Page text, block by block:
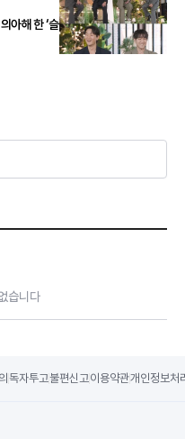
아해 한 ‘슬
습니다
독자투고불편신고이용약관개인정보처